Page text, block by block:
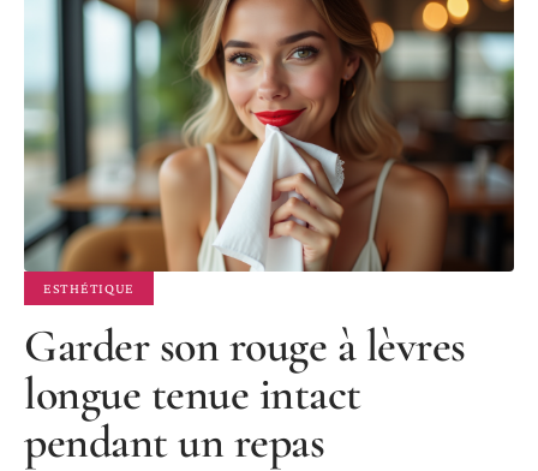
ESTHÉTIQUE
Garder son rouge à lèvres
longue tenue intact
pendant un repas